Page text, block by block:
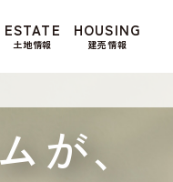
ESTATE
土地情報
HOUSING
建売情報
が、
ライバシーを極め
シーをご覧ください